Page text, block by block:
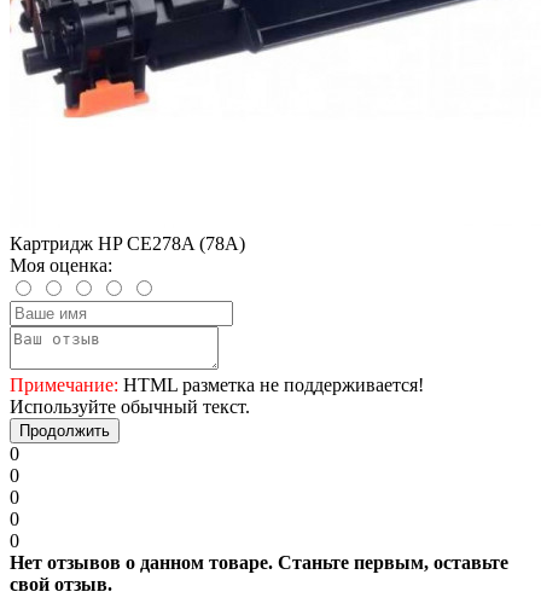
Картридж HP CE278A (78A)
Моя оценка:
Примечание: HTML разметка не поддерживается!
Используйте обычный текст.
Продолжить
0
0
0
0
0
Нет отзывов о данном товаре. Станьте первым, оставьте
свой отзыв.